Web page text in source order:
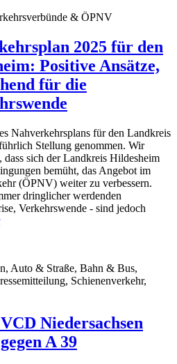
& ÖPNV
2025 für den
Positive Ansätze,
für die
Nahverkehrsplans für den Landkreis
Stellung genommen. Wir
sich der Landkreis Hildesheim
bemüht, das Angebot im
(ÖPNV) weiter zu verbessern.
dringlicher werdenden
Verkehrswende - sind jedoch
Auto & Straße, Bahn & Bus,
Schienenverkehr,
Niedersachsen
A 39